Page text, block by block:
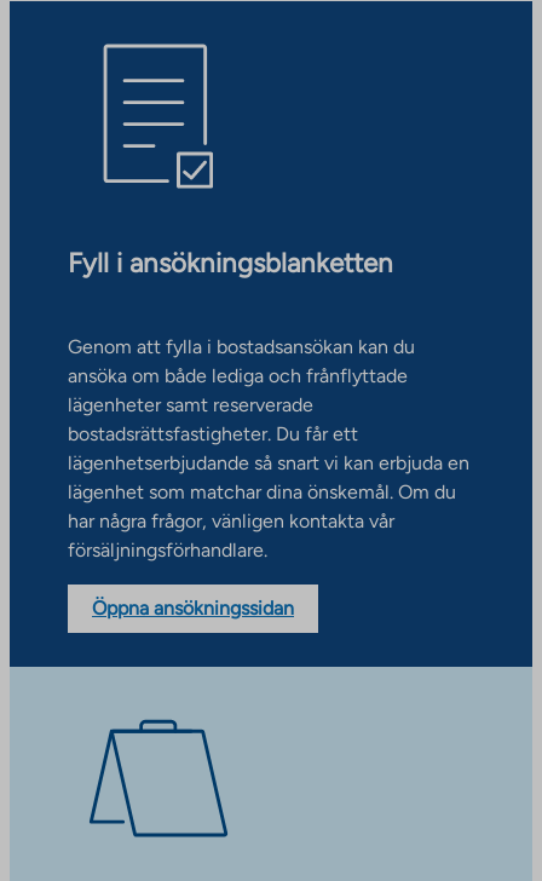
Fyll i ansökningsblanketten
Genom att fylla i bostadsansökan kan du
ansöka om både lediga och frånflyttade
lägenheter samt reserverade
bostadsrättsfastigheter. Du får ett
lägenhetserbjudande så snart vi kan erbjuda en
lägenhet som matchar dina önskemål. Om du
har några frågor, vänligen kontakta vår
försäljningsförhandlare.
Öppna ansökningssidan